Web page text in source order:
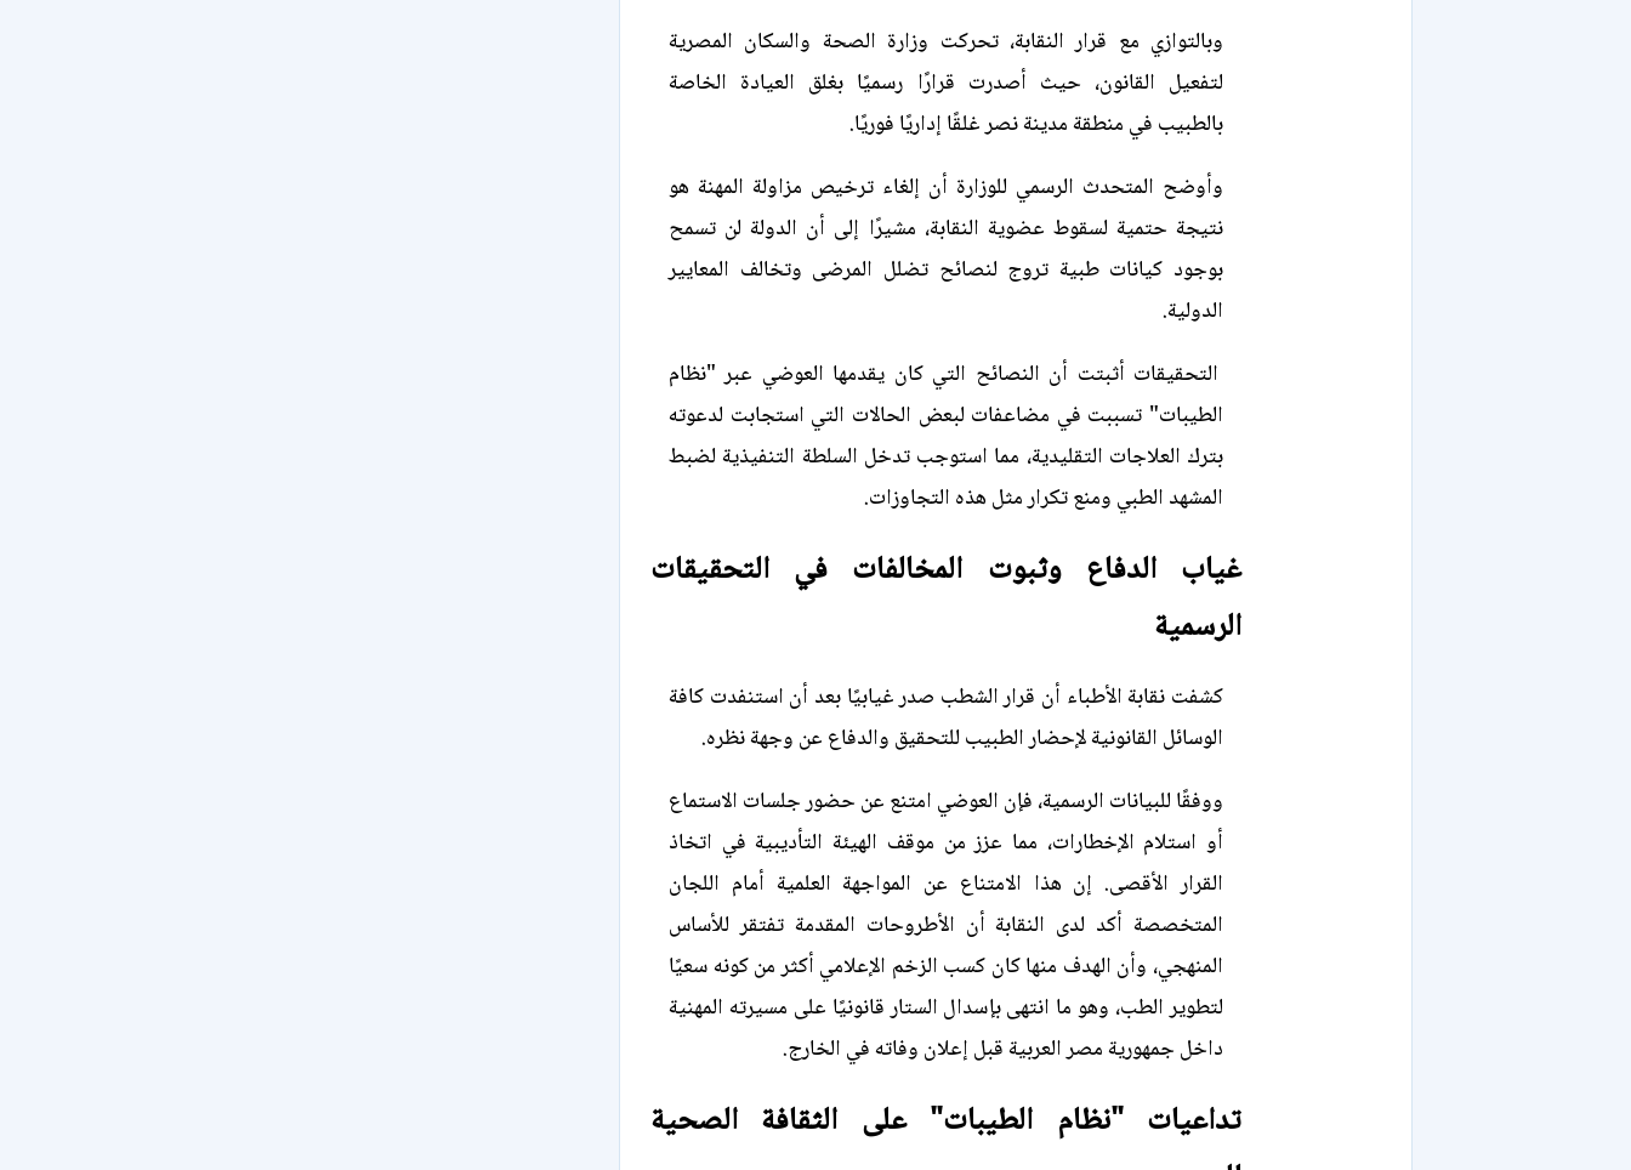
وبالتوازي مع قرار النقابة، تحركت وزارة الصحة والسكان المصرية
لتفعيل القانون، حيث أصدرت قرارًا رسميًا بغلق العيادة الخاصة
بالطبيب في منطقة مدينة نصر غلقًا إداريًا فوريًا.
وأوضح المتحدث الرسمي للوزارة أن إلغاء ترخيص مزاولة المهنة هو
نتيجة حتمية لسقوط عضوية النقابة، مشيرًا إلى أن الدولة لن تسمح
بوجود كيانات طبية تروج لنصائح تضلل المرضى وتخالف المعايير
الدولية.
التحقيقات أثبتت أن النصائح التي كان يقدمها العوضي عبر "نظام
الطيبات" تسببت في مضاعفات لبعض الحالات التي استجابت لدعوته
بترك العلاجات التقليدية، مما استوجب تدخل السلطة التنفيذية لضبط
المشهد الطبي ومنع تكرار مثل هذه التجاوزات.
غياب الدفاع وثبوت المخالفات في التحقيقات
الرسمية
كشفت نقابة الأطباء أن قرار الشطب صدر غيابيًا بعد أن استنفدت كافة
الوسائل القانونية لإحضار الطبيب للتحقيق والدفاع عن وجهة نظره.
ووفقًا للبيانات الرسمية، فإن العوضي امتنع عن حضور جلسات الاستماع
أو استلام الإخطارات، مما عزز من موقف الهيئة التأديبية في اتخاذ
القرار الأقصى. إن هذا الامتناع عن المواجهة العلمية أمام اللجان
المتخصصة أكد لدى النقابة أن الأطروحات المقدمة تفتقر للأساس
المنهجي، وأن الهدف منها كان كسب الزخم الإعلامي أكثر من كونه سعيًا
لتطوير الطب، وهو ما انتهى بإسدال الستار قانونيًا على مسيرته المهنية
داخل جمهورية مصر العربية قبل إعلان وفاته في الخارج.
تداعيات "نظام الطيبات" على الثقافة الصحية